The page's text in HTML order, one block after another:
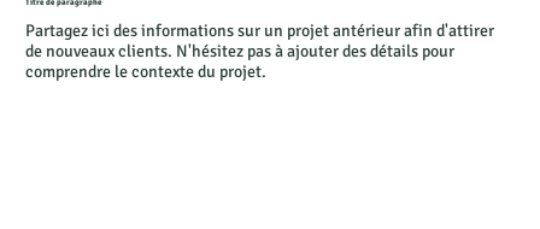
Partagez ici des informations sur un projet antérieur afin d'attirer
de nouveaux clients. N'hésitez pas à ajouter des détails pour
comprendre le contexte du projet.